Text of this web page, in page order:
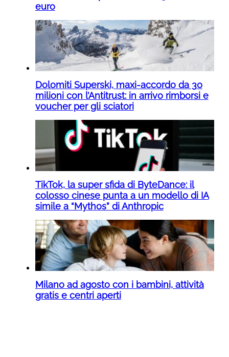
euro
Dolomiti Superski, maxi-accordo da 30
milioni con l’Antitrust: in arrivo rimborsi e
voucher per gli sciatori
TikTok, la super sfida di ByteDance: il
colosso cinese punta a un modello di IA
simile a “Mythos” di Anthropic
Milano ad agosto con i bambini, attività
gratis e centri aperti